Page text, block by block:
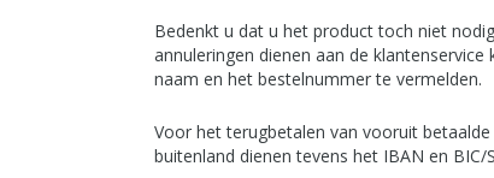
Bedenkt u dat u het product toch niet
annuleringen dienen aan de
naam en het bestelnummer te vermelden.
Voor het terugbetalen van vooruit
buitenland dienen tevens het IBAN en